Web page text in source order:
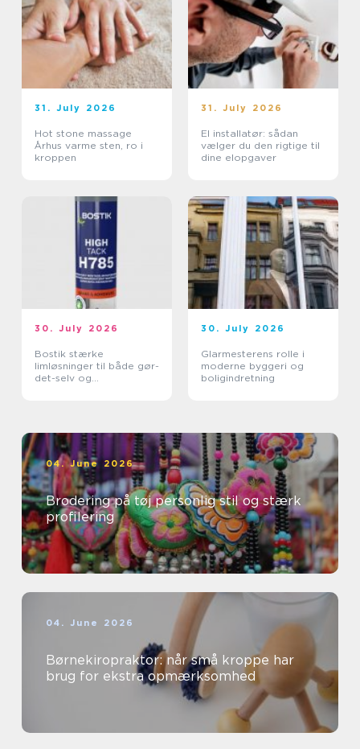
31. July 2026
Hot stone massage
Århus varme sten, ro i
kroppen
31. July 2026
El installatør: sådan
vælger du den rigtige til
dine elopgaver
30. July 2026
Bostik stærke
limløsninger til både gør-
det-selv og
30. July 2026
Glarmesterens rolle i
moderne byggeri og
boligindretning
04. June 2026
Brodering på tøj personlig stil og stærk
profilering
04. June 2026
Børnekiropraktor: når små kroppe har
brug for ekstra opmærksomhed